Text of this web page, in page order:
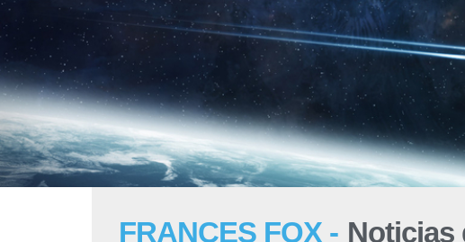
FRANCES FOX - Noticias